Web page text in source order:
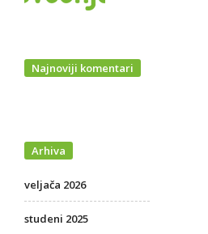
Najnoviji komentari
Arhiva
veljača 2026
studeni 2025